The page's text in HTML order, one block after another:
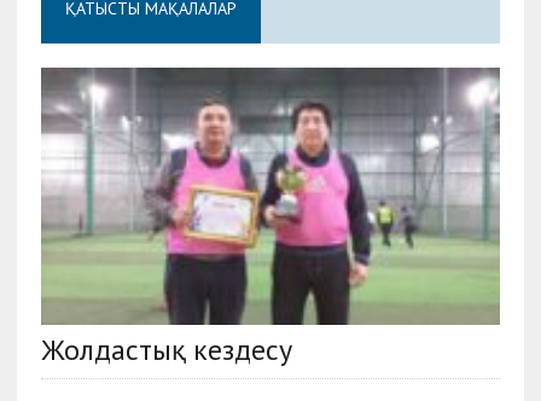
ҚАТЫСТЫ МАҚАЛАЛАР
Жолдастық кездесу